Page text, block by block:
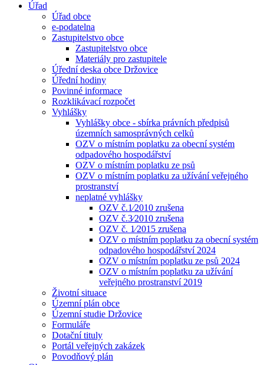
Úřad
Úřad obce
e-podatelna
Zastupitelstvo obce
Zastupitelstvo obce
Materiály pro zastupitele
Úřední deska obce Držovice
Úřední hodiny
Povinné informace
Rozklikávací rozpočet
Vyhlášky
Vyhlášky obce - sbírka právních předpisů
územních samosprávných celků
OZV o místním poplatku za obecní systém
odpadového hospodářství
OZV o místním poplatku ze psů
OZV o místním poplatku za užívání veřejného
prostranství
neplatné vyhlášky
OZV č.1⁄2010 zrušena
OZV č.3⁄2010 zrušena
OZV č. 1⁄2015 zrušena
OZV o místním poplatku za obecní systém
odpadového hospodářství 2024
OZV o místním poplatku ze psů 2024
OZV o místním poplatku za užívání
veřejného prostranství 2019
Životní situace
Územní plán obce
Územní studie Držovice
Formuláře
Dotační tituly
Portál veřejných zakázek
Povodňový plán